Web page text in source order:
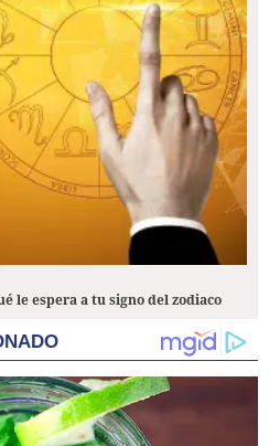
le espera a tu signo del zodiaco